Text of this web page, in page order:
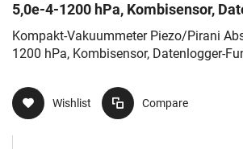
5,0e-4-1200 hPa, Kombisensor,
Funktion, Min/Max-Memory
Kompakt-Vakuummeter Piezo/Pirani
1200 hPa, Kombisensor, Datenlogger-
Wishlist Compare